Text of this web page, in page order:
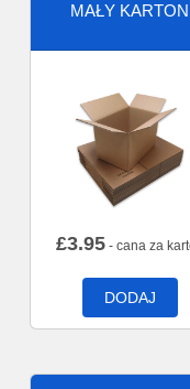
MAŁY KARTON
£3.95- cana za
DODAJ